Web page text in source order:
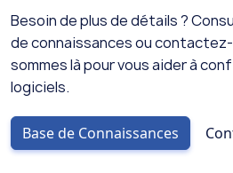
Besoin de plus de détails ?
de connaissances ou
sommes là pour vous aider à
logiciels.
Base de Connaissances